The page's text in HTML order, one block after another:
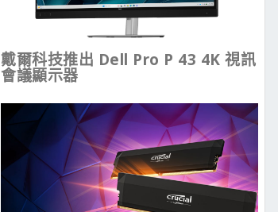
戴爾科技推出 Dell Pro P 43 4K 視訊
會議顯示器